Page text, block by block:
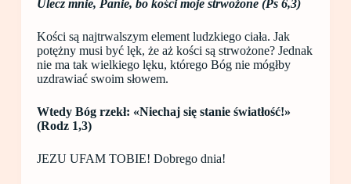
Ulecz mnie, Panie, bo kości moje strwożone (Ps 6,3)
Kości są najtrwalszym element ludzkiego ciała. Jak
potężny musi być lęk, że aż kości są strwożone? Jednak
nie ma tak wielkiego lęku, którego Bóg nie mógłby
uzdrawiać swoim słowem.
Wtedy Bóg rzekł: «Niechaj się stanie światłość!»
(Rodz 1,3)
JEZU UFAM TOBIE! Dobrego dnia!